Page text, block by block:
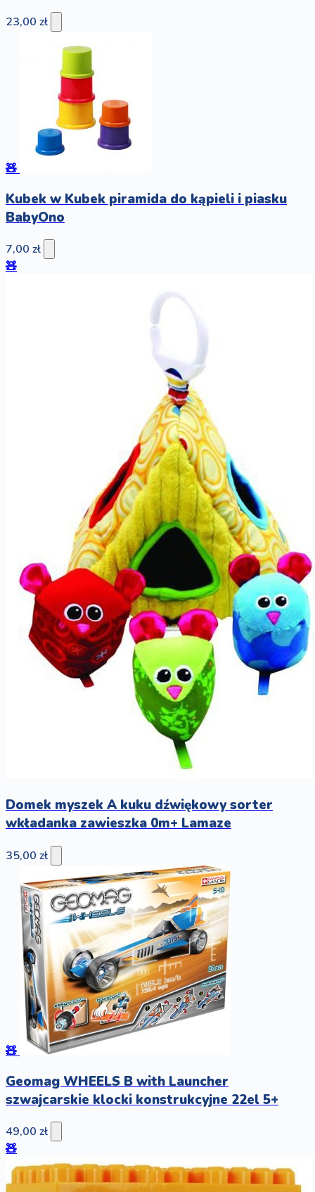
23,00 zł
🧸
Kubek w Kubek piramida do kąpieli i piasku
BabyOno
7,00 zł
🧸
Domek myszek A kuku dźwiękowy sorter
wkładanka zawieszka 0m+ Lamaze
35,00 zł
🧸
Geomag WHEELS B with Launcher
szwajcarskie klocki konstrukcyjne 22el 5+
49,00 zł
🧸